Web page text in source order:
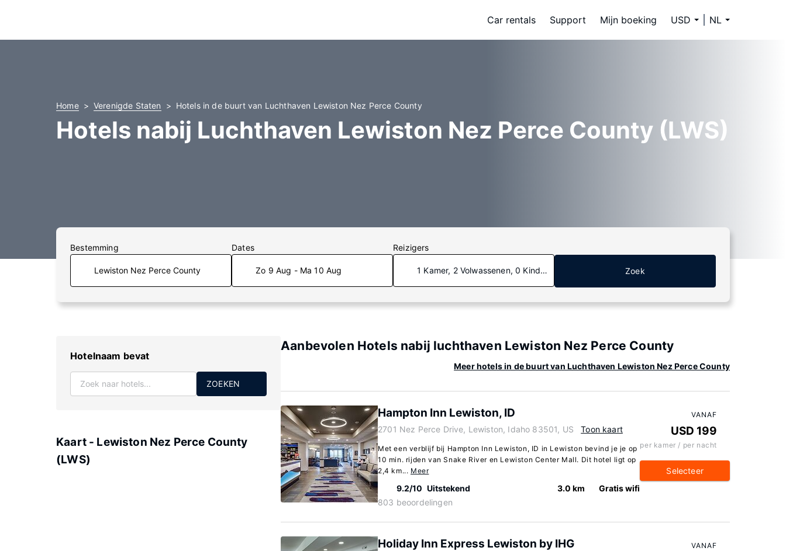
Car rentals Support Mijn boeking USD NL
Home Verenigde Staten Hotels in de buurt van Luchthaven Lewiston Nez Perce County
Hotels nabij Luchthaven Lewiston Nez Perce County (LWS)
Bestemming Dates
Zo 9 Aug - Ma 10 Aug
Reizigers
1 Kamer, 2 Volwassenen, 0 Kinderen Zoek
Hotelnaam bevat
ZOEKEN
Kaart - Lewiston Nez Perce County
(LWS)
Aanbevolen Hotels nabij luchthaven Lewiston Nez Perce County
Meer hotels in de buurt van Luchthaven Lewiston Nez Perce County
Hampton Inn Lewiston, ID
2701 Nez Perce Drive, Lewiston, Idaho 83501, US Toon kaart
Met een verblijf bij Hampton Inn Lewiston, ID in Lewiston bevind je je op
10 min. rijden van Snake River en Lewiston Center Mall. Dit hotel ligt op
2,4 km... Meer
9.2/10 Uitstekend
803 beoordelingen
3.0 km Gratis wifi
VANAF
USD 199
per kamer / per nacht
Selecteer
Holiday Inn Express Lewiston by IHG VANAF